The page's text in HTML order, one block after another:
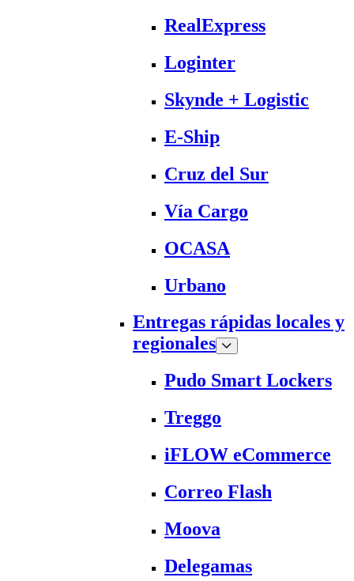
RealExpress
Loginter
Skynde + Logistic
E-Ship
Cruz del Sur
Vía Cargo
OCASA
Urbano
Entregas rápidas locales y
regionales
Pudo Smart Lockers
Treggo
iFLOW eCommerce
Correo Flash
Moova
Delegamas